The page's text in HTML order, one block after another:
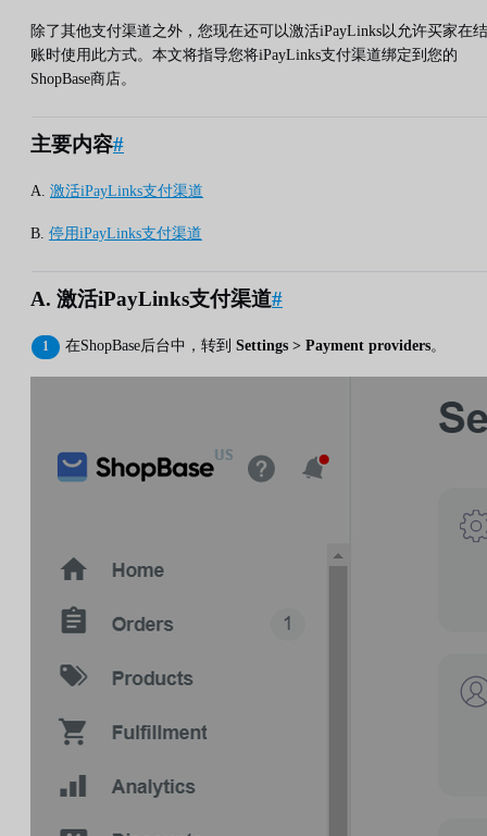
除了其他支付渠道之外，您现在还可以激活iPayLinks以允许买家在结
账时使用此方式。本文将指导您将iPayLinks支付渠道绑定到您的
ShopBase商店。
主要内容#
A. 激活iPayLinks支付渠道
B. 停用iPayLinks支付渠道
A. 激活iPayLinks支付渠道#
在ShopBase后台中，转到 Settings > Payment providers。